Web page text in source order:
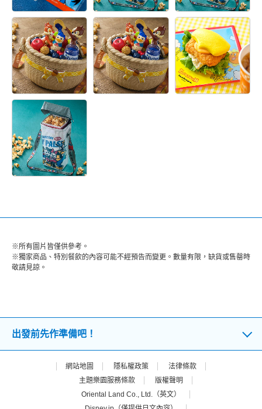
※所有圖片皆僅供參考。
※獨家商品、特別餐飲的內容可能不經預告而變更。數量有限，缺貨或售罄時
敬請見諒。
出發前先作準備吧！
網站地圖 隱私權政策
法律條款
主題樂園服務條款
版權聲明
Oriental Land Co., Ltd.（英文）